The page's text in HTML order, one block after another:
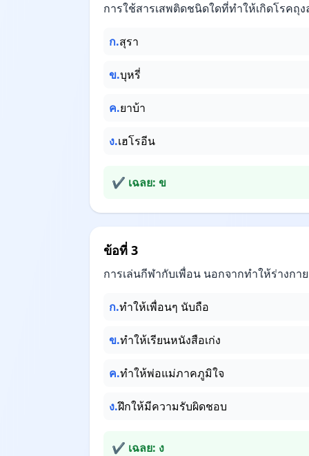
การใช้สารเสพติดชนิดใดที่ทำให้เกิดโรคถุ
ก.สุรา
ข.บุหรี่
ค.ยาบ้า
ง.เฮโรอีน
✔ เฉลย: ข
ข้อที่ 3
การเล่นกีฬากับเพื่อน นอกจากทำให้ร่างก
ก.ทำให้เพื่อนๆ นับถือ
ข.ทำให้เรียนหนังสือเก่ง
ค.ทำให้พ่อแม่ภาคภูมิใจ
ง.ฝึกให้มีความรับผิดชอบ
✔ เฉลย: ง